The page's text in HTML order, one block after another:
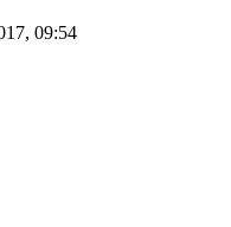
09:54